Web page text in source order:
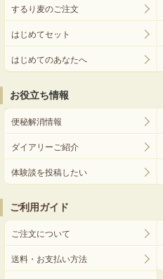
するり麦のご注文
はじめてセット
はじめてのあなたへ
お役立ち情報
便秘解消情報
ダイアリーご紹介
体験談を投稿したい
ご利用ガイド
ご注文について
送料・お支払い方法